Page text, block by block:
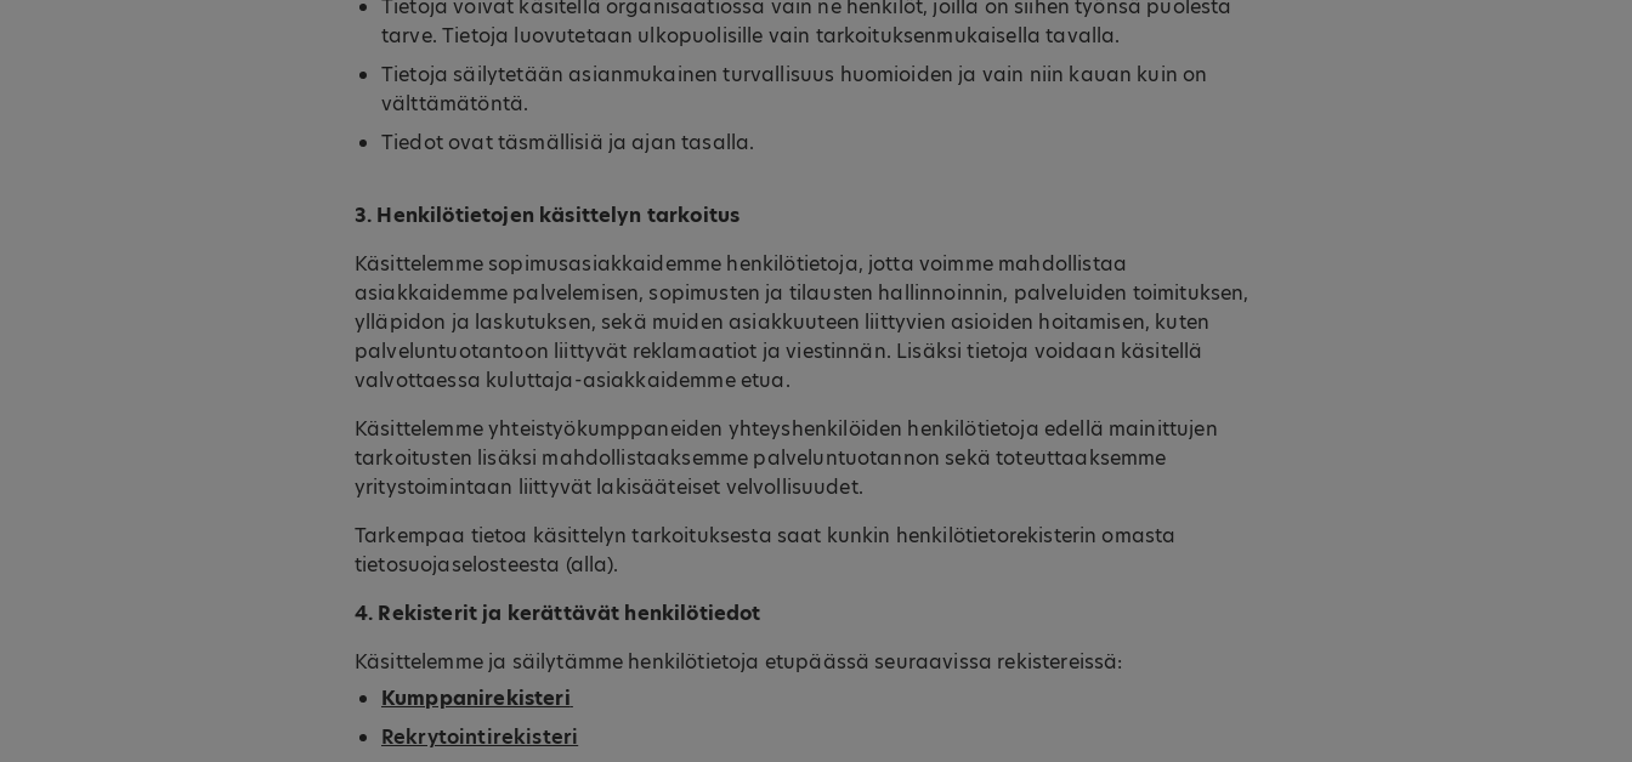
Tietoja voivat käsitellä organisaatiossa vain ne henkilöt, joilla on siihen työnsä puolesta
tarve. Tietoja luovutetaan ulkopuolisille vain tarkoituksenmukaisella tavalla.
Tietoja säilytetään asianmukainen turvallisuus huomioiden ja vain niin kauan kuin on
välttämätöntä.
Tiedot ovat täsmällisiä ja ajan tasalla.
3. Henkilötietojen käsittelyn tarkoitus
Käsittelemme sopimusasiakkaidemme henkilötietoja, jotta voimme mahdollistaa
asiakkaidemme palvelemisen, sopimusten ja tilausten hallinnoinnin, palveluiden toimituksen,
ylläpidon ja laskutuksen, sekä muiden asiakkuuteen liittyvien asioiden hoitamisen, kuten
palveluntuotantoon liittyvät reklamaatiot ja viestinnän. Lisäksi tietoja voidaan käsitellä
valvottaessa kuluttaja-asiakkaidemme etua.
Käsittelemme yhteistyökumppaneiden yhteyshenkilöiden henkilötietoja edellä mainittujen
tarkoitusten lisäksi mahdollistaaksemme palveluntuotannon sekä toteuttaaksemme
yritystoimintaan liittyvät lakisääteiset velvollisuudet.
Tarkempaa tietoa käsittelyn tarkoituksesta saat kunkin henkilötietorekisterin omasta
tietosuojaselosteesta (alla).
4. Rekisterit ja kerättävät henkilötiedot
Käsittelemme ja säilytämme henkilötietoja etupäässä seuraavissa rekistereissä:
Kumppanirekisteri
Rekrytointirekisteri